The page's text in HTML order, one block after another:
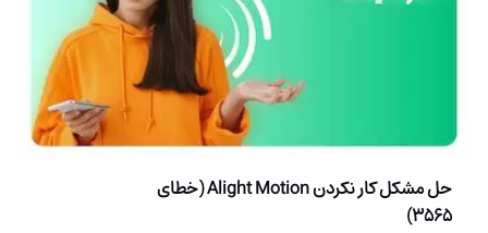
حل مشکل کار نکردن Alight Motion (خطای
3565)